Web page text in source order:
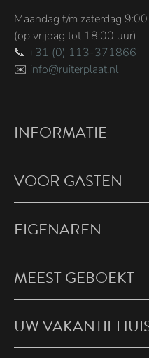
Maandag t/m zaterdag
(op vrijdag tot 18:00 uur)
📞 +31 (0) 113-371866
✉️ info@ruiterplaat.nl
INFORMATIE
VOOR GASTEN
EIGENAREN
MEEST GEBOEKT
UW